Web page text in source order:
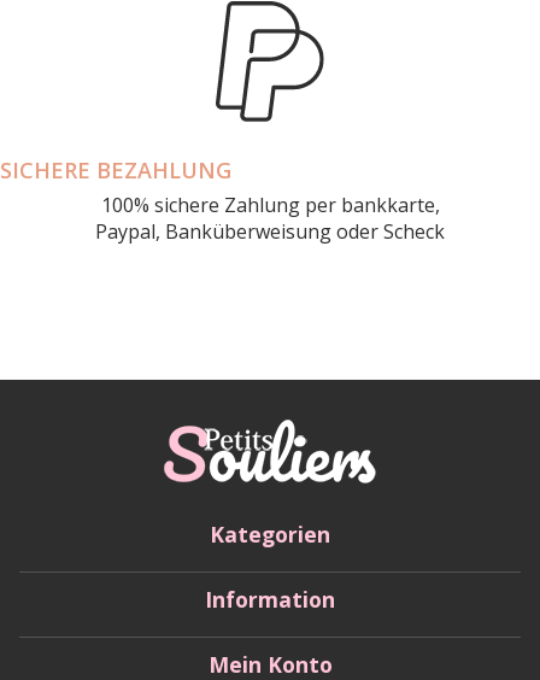
SICHERE BEZAHLUNG
100% sichere Zahlung per bankkarte,
Paypal, Banküberweisung oder Scheck
Kategorien
Information
Mein Konto